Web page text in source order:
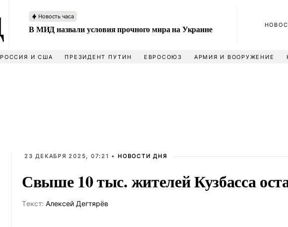
Новость часа
В МИД назвали условия прочного мира на Украине
РОССИЯ И США ПРЕЗИДЕНТ ПУТИН ЕВРОСОЮЗ АРМИЯ И ВООРУЖЕНИЕ
23 ДЕКАБРЯ 2025, 07:21 • НОВОСТИ ДНЯ
Свыше 10 тыс. жителей Кузбасса
Tекст: Алексей Дегтярёв